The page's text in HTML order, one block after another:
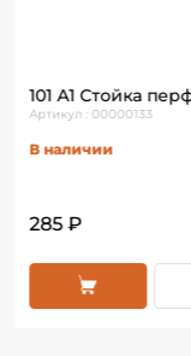
101 А1 Стойка
Артикул : 00000133
В наличии
285 ₽